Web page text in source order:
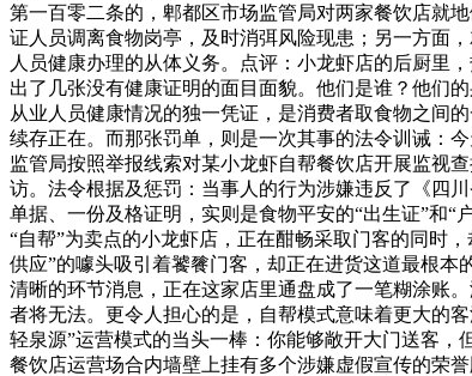
第一百零二条的，郫都区市场监管局对两家餐饮店就
证人员调离食物岗亭，及时消弭风险现患；另一方面
人员健康办理的从体义务。点评：小龙虾店的后厨里
出了几张没有健康证明的面目面貌。他们是谁？他们
从业人员健康情况的独一凭证，是消费者取食物之间
续存正在。而那张罚单，则是一次其事的法令训诫：
监管局按照举报线索对某小龙虾自帮餐饮店开展监视
访。法令根据及惩罚：当事人的行为涉嫌违反了《四
单据、一份及格证明，实则是食物平安的“出生证”和
“自帮”为卖点的小龙虾店，正在酣畅采取门客的同时
供应”的噱头吸引着饕餮门客，却正在进货这道最根
清晰的环节消息，正在这家店里通盘成了一笔糊涂账
者将无法。更令人担心的是，自帮模式意味着更大的
轻泉源”运营模式的当头一棒：你能够敞开大门送客
餐饮店运营场合内墙壁上挂有多个涉嫌虚假宣传的荣